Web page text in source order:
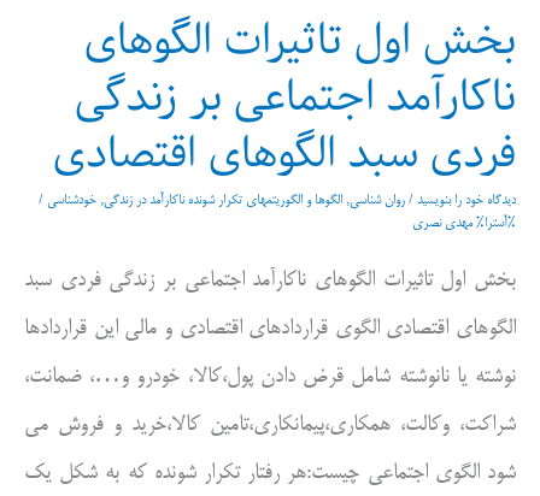
و
اقتصادی
بخش
دوم
بخش اول تاثیرات الگوهای
ناکارآمد اجتماعی بر زندگی
فردی سبد الگوهای اقتصادی
دیدگاه‌ خود را بنویسید / روان شناسی, الگوها و الگوریتمهای تکرار شونده ناکارآمد در زندگی, خودشناسی /
%آسترا% مهدی نصری
بخش اول تاثیرات الگوهای ناکارآمد اجتماعی بر زندگی فردی سبد
الگوهای اقتصادی الگوی قراردادهای اقتصادی و مالی این قراردادها
نوشته یا نانوشته شامل قرض دادن پول،کالا، خودرو و…، ضمانت،
شراکت، وکالت، همکاری،پیمانکاری،تامین کالا،خرید و فروش می
شود الگوی اجتماعی چیست:هر رفتار تکرار شونده که به شکل یک